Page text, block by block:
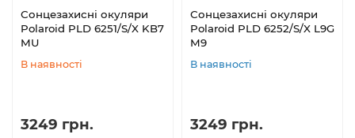
Сонцезахисні окуляри
Polaroid PLD 6251/S/X KB7
MU
В наявності
3249 грн.
Сонцезахисні окуляри
Polaroid PLD 6252/S/X L9G
M9
В наявності
3249 грн.